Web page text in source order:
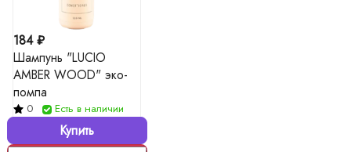
184 ₽
Шампунь "LUCIO
AMBER WOOD" эко-
помпа
0 Есть в наличии
Купить